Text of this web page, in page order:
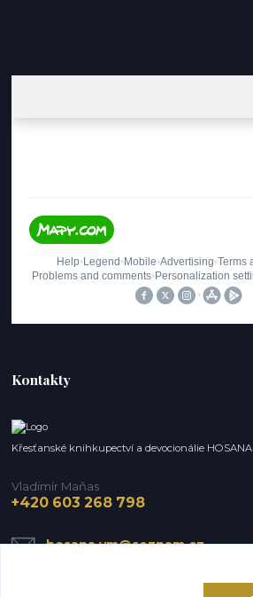
Kontakty
Křesťanské knihkupectví a devocionálie HOSANA
Vladimír Maňas
+420 603 268 798
hosana.vm@seznam.cz